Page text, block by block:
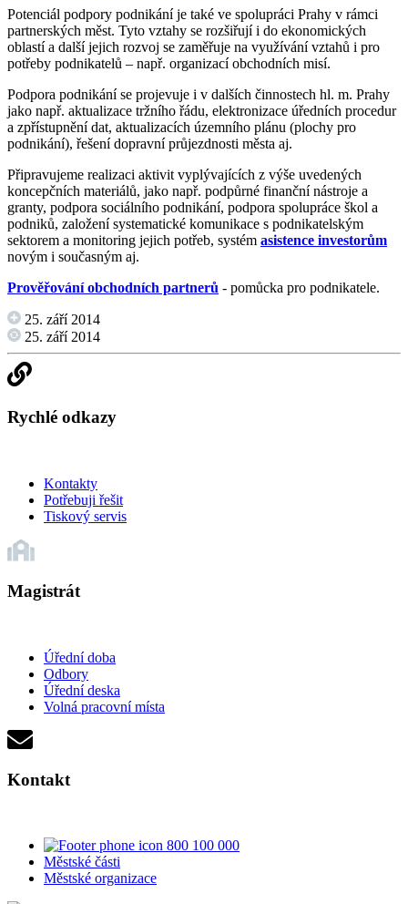
Potenciál podpory podnikání je také ve spolupráci Prahy v rámci
partnerských měst. Tyto vztahy se rozšiřují i do ekonomických
oblastí a další jejich rozvoj se zaměřuje na využívání vztahů i pro
potřeby podnikatelů – např. organizací obchodních misí.
Podpora podnikání se projevuje i v dalších činnostech hl. m. Prahy
jako např. aktualizace tržního řádu, elektronizace úředních procedur
a zpřístupnění dat, aktualizacích územního plánu (plochy pro
podnikání), řešení dopravní průjezdnosti města aj.
Připravujeme realizaci aktivit vyplývajících z výše uvedených
koncepčních materiálů, jako např. podpůrné finanční nástroje a
granty, podpora sociálního podnikání, podpora spolupráce škol a
podniků, založení systematické komunikace s podnikatelským
sektorem a monitoring jejich potřeb, systém asistence investorům
novým i současným aj.
Prověřování obchodních partnerů - pomůcka pro podnikatele.
25. září 2014
25. září 2014
Rychlé odkazy
Kontakty
Potřebuji řešit
Tiskový servis
Magistrát
Úřední doba
Odbory
Úřední deska
Volná pracovní místa
Kontakt
800 100 000
Městské části
Městské organizace